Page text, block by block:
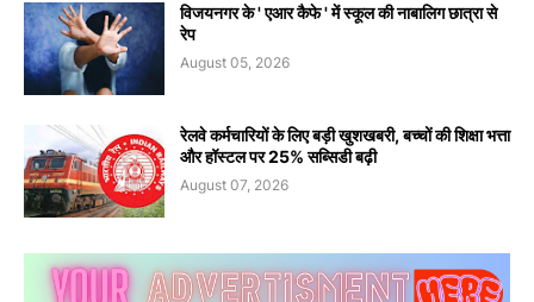
विजयनगर के ' एआर कैफे ' में स्कूल की नाबालिग छात्रा से
रेप
August 05, 2026
रेलवे कर्मचारियों के लिए बड़ी खुशखबरी, बच्चों की शिक्षा भत्ता
और हॉस्टल पर 25% सब्सिडी बढ़ी
August 07, 2026